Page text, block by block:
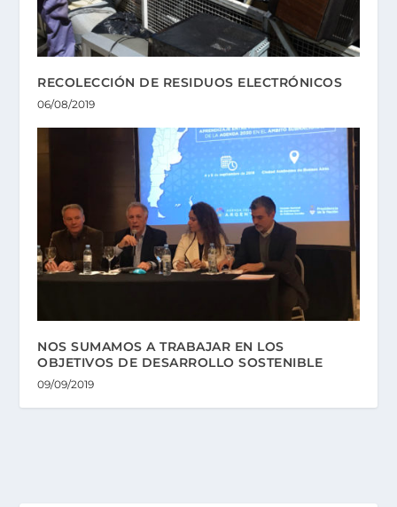
RECOLECCIÓN DE RESIDUOS ELECTRÓNICOS
06/08/2019
NOS SUMAMOS A TRABAJAR EN LOS
OBJETIVOS DE DESARROLLO SOSTENIBLE
09/09/2019